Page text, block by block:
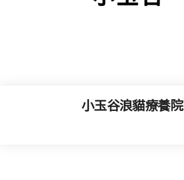
小玉谷浪貓療養院